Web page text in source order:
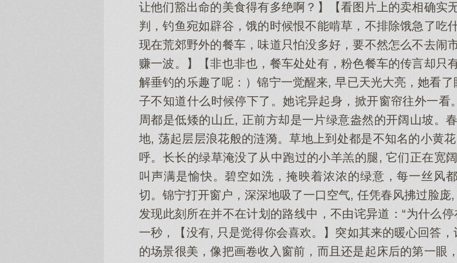
让他们豁出命的美食得有多绝啊？】【看图片上的卖相确实
判，钓鱼宛如辟谷，饿的时候恨不能啃草，不排除饿急了吃
现在荒郊野外的餐车，味道只怕没多好，要不然怎么不去闹
赚一波。】【非也非也，餐车处处有，粉色餐车的传言却只
解垂钓的乐趣了呢：）锦宁一觉醒来, 早已天光大亮，她看
子不知道什么时候停下了。她诧异起身，掀开窗帘往外一看
周都是低矮的山丘, 正前方却是一片绿意盎然的开阔山坡。
地, 荡起层层浪花般的涟漪。草地上到处都是不知名的小黄
呼。长长的绿草淹没了从中跑过的小羊羔的腿, 它们正在宽
叫声满是愉快。碧空如洗，掩映着浓浓的绿意，每一丝风
切。锦宁打开窗户，深深地吸了一口空气, 任凭春风拂过脸
发现此刻所在并不在计划的路线中，不由诧异道：“为什么
一秒，【没有, 只是觉得你会喜欢。】突如其来的暖心回答
的场景很美，像把画卷收入窗前，而且还是起床后的第一眼